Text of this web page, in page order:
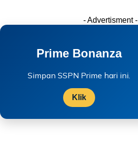
- Advertisment -
Prime Bonanza
Simpan SSPN Prime hari ini.
Klik